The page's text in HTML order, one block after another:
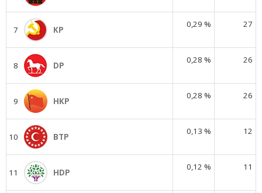
7 KP
0,29 % 27
8 DP
0,28 % 26
9 HKP
0,28 % 26
10 BTP
0,13 % 12
11 HDP
0,12 % 11